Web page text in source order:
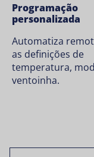
Programação
personalizada
Automatiza
as definições de
temperatura,
ventoinha.